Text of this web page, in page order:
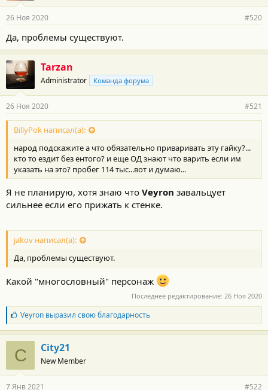
26 Ноя 2020 #520
Да, проблемы существуют.
Tarzan
Administrator Команда форума
26 Ноя 2020 #521
BillyPok написал(а):
народ подскажите а что обязательно приваривать эту гайку?...
кто то ездит без ентого? и еще ОД знают что варить если им
указать на это? пробег 114 тыс...вот и думаю...
Я не планирую, хотя знаю что Veyron завальцует
сильнее если его прижать к стенке.
jakov написал(а):
Да, проблемы существуют.
Какой "многословный" персонаж
Последнее редактирование: 26 Ноя 2020
Б
л
а
г
о
д
а
Veyronвыразил свою благодарность
C City21
New Member
7 Янв 2021 #522